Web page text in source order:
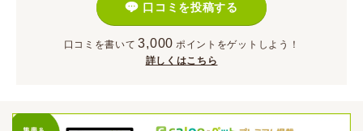
口コミを投稿する
口コミを書いて 3,000 ポイント をゲットしよう！
詳しくはこちら